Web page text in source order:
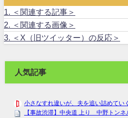
1.
＜関連する記事＞
2.
＜関連する画像＞
3.
＜X（旧ツイッター）の反応＞
人気記事